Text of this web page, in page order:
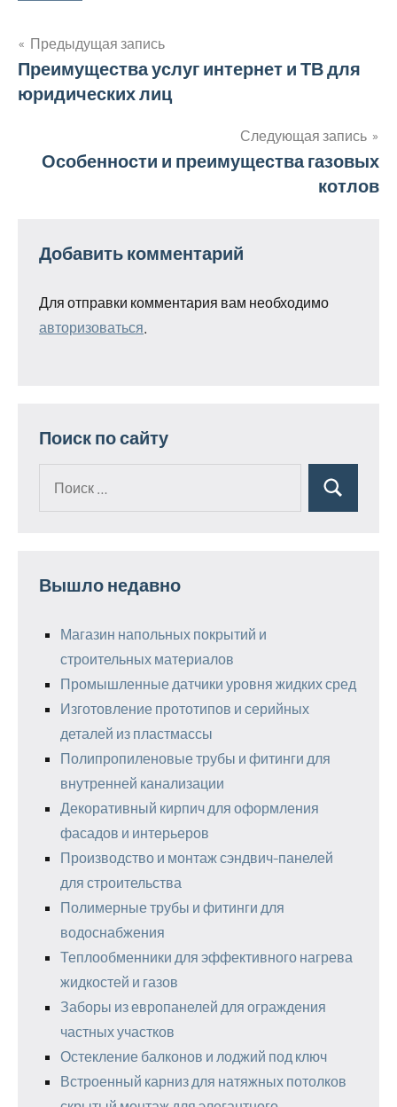
Навигация
по
Предыдущая запись
Преимущества услуг интернет и ТВ для
юридических лиц
Следующая запись
Особенности и преимущества газовых
котлов
Добавить комментарий
Для отправки комментария вам необходимо
авторизоваться
Поиск по сайту
Поиск
Вышло недавно
Магазин напольных покрытий и
строительных материалов
Промышленные датчики уровня жидких сред
Изготовление прототипов и серийных
деталей из пластмассы
Полипропиленовые трубы и фитинги для
внутренней канализации
Декоративный кирпич для оформления
фасадов и интерьеров
Производство и монтаж сэндвич-панелей
для строительства
Полимерные трубы и фитинги для
водоснабжения
Теплообменники для эффективного нагрева
жидкостей и газов
Заборы из европанелей для ограждения
частных участков
Остекление балконов и лоджий под ключ
Встроенный карниз для натяжных потолков